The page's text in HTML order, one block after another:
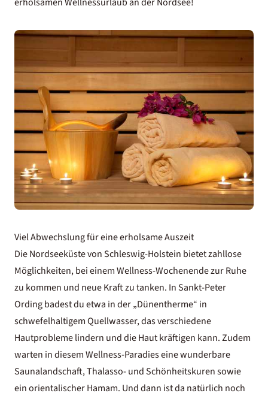
Viel Abwechslung für eine erholsame Auszeit
Die Nordseeküste von Schleswig-Holstein bietet zahllose
Möglichkeiten, bei einem Wellness-Wochenende zur Ruhe
zu kommen und neue Kraft zu tanken. In Sankt-Peter
Ording badest du etwa in der „Dünentherme“ in
schwefelhaltigem Quellwasser, das verschiedene
Hautprobleme lindern und die Haut kräftigen kann. Zudem
warten in diesem Wellness-Paradies eine wunderbare
Saunalandschaft, Thalasso- und Schönheitskuren sowie
ein orientalischer Hamam. Und dann ist da natürlich noch